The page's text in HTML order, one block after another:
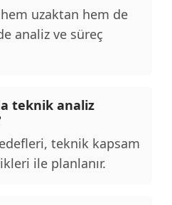
uzaktan hem de
analiz ve süreç
teknik analiz
teknik kapsam
ile planlanır.